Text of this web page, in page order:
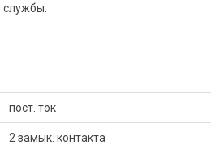
пост. ток
2 замык. контакта